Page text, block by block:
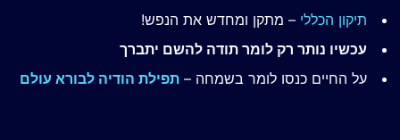
תיקון הכללי – מתקן ומחדש את הנפש!
עכשיו נותר רק לומר תודה להשם יתברך
על החיים כנסו לומר בשמחה – תפילת הודיה לבורא עולם